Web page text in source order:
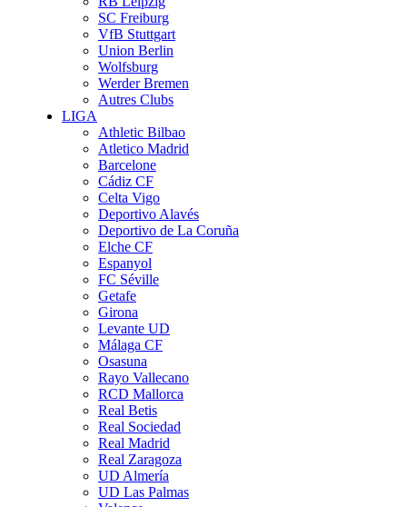
SC Freiburg
VfB Stuttgart
Union Berlin
Wolfsburg
Werder Bremen
Autres Clubs
LIGA
Athletic Bilbao
Atletico Madrid
Barcelone
Cádiz CF
Celta Vigo
Deportivo Alavés
Deportivo de La Coruña
Elche CF
Espanyol
FC Séville
Getafe
Girona
Levante UD
Málaga CF
Osasuna
Rayo Vallecano
RCD Mallorca
Real Betis
Real Sociedad
Real Madrid
Real Zaragoza
UD Almería
UD Las Palmas